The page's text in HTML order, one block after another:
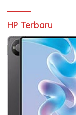
HP Terbaru